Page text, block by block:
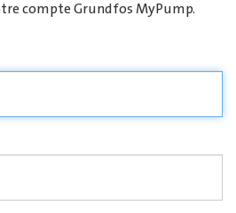
compte Grundfos MyPump.